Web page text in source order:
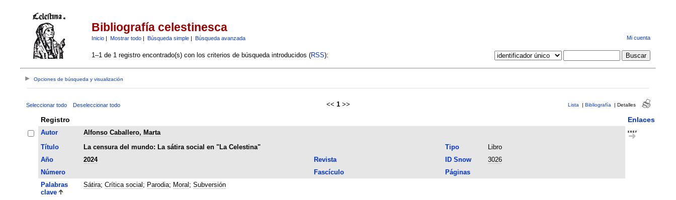
Bibliografía celestinesca
Inicio| Mostrar todo| Búsqueda simple| Búsqueda avanzada Mi cuenta
1–1 de 1 registro encontrado(s) con los criterios de búsqueda introducidos (RSS):
Opciones de búsqueda y visualización
Seleccionar todo Deseleccionar todo << 1 >> Lista | Bibliografía | Detalles
Registro Enlaces
Autor
Alfonso Caballero, Marta
Título
La censura del mundo: La sátira social en "La Celestina" Tipo
Libro
Año
2024 Revista ID Snow
3026
Número
Fascículo
Páginas
Palabras
clave
Sátira; Crítica social ; Parodia; Moral ; Subversión